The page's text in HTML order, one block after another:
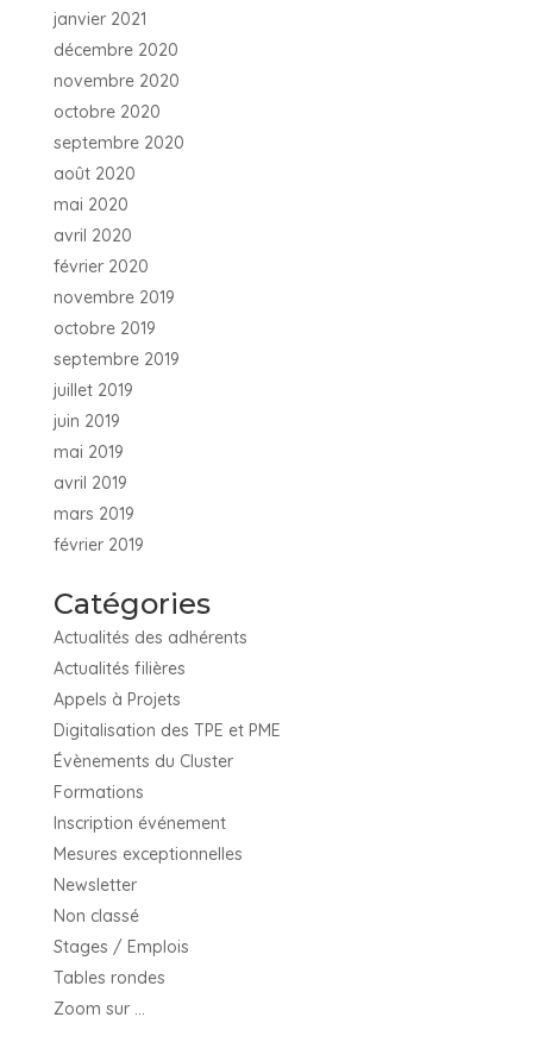
janvier 2021
décembre 2020
novembre 2020
octobre 2020
septembre 2020
août 2020
mai 2020
avril 2020
février 2020
novembre 2019
octobre 2019
septembre 2019
juillet 2019
juin 2019
mai 2019
avril 2019
mars 2019
février 2019
Catégories
Actualités des adhérents
Actualités filières
Appels à Projets
Digitalisation des TPE et PME
Évènements du Cluster
Formations
Inscription événement
Mesures exceptionnelles
Newsletter
Non classé
Stages / Emplois
Tables rondes
Zoom sur …